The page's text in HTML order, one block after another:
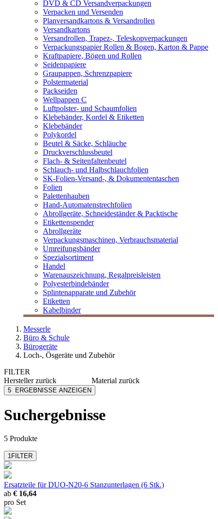
DVD & CD Versandverpackungen
Verpacken und Versenden
Planversandkartons & Versandrollen
Versandkartons
Versandrollen, Trapez-, Teleskopverpackungen
Verpackungspapier Rollen & Bogen, Karton & Pappe
Kraftpapiere, Bögen und Rollen
Seidenpapiere
Graupappen, Schrenzpapiere
Polstermaterial
Packseiden
Wellpappen C
Luftpolster- und Schaumfolien
Klebebänder, Kordel & Etiketten
Klebebänder
Polykordel
Beutel & Säcke, Schläuche
Druckverschlussbeutel
Flach- & Seitenfaltenbeutel
Schlauch- und Halbschlauchfolien
SK-Folien-Versand-, & Dokumententaschen
Folien
Palettenhauben
Hand-Automatenstrechfolien
Abrollgeräte, Schneideständer & Packtische
Etikettenspender
Abrollgeräte
Verpackungsmaschinen, Verbrauchsmaterial
Umreifungsbänder
Spezialsortiment
Handel
Warenauszeichnung, Regalpreisleisten
Polyesterbindebänder
Splintenapparate und Zubehör
Etiketten
Kabelbinder
Messerle
Büro & Schule
Bürogeräte
Loch-, Ösgeräte und Zubehör
FILTER
Herstellerzurück
MESSERLE
Material zurück
Kunststoff
5 ERGEBNISSE ANZEIGEN
Suchergebnisse
5 Produkte
1FILTER
Ersatzteile für DUO-N20-6 Stanzunterlagen (6 Stk.)
ab € 16,64
pro Set